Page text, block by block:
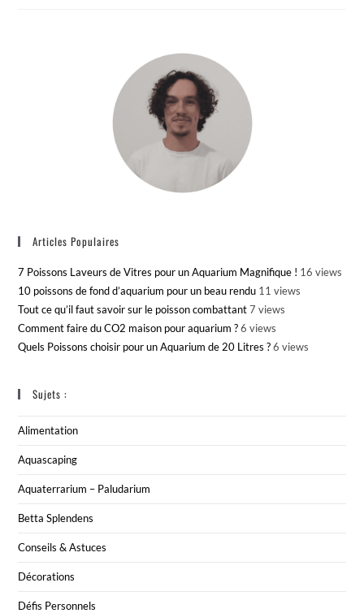
Articles Populaires
7 Poissons Laveurs de Vitres pour un Aquarium Magnifique ! 16 views
10 poissons de fond d’aquarium pour un beau rendu 11 views
Tout ce qu’il faut savoir sur le poisson combattant 7 views
Comment faire du CO2 maison pour aquarium ? 6 views
Quels Poissons choisir pour un Aquarium de 20 Litres ? 6 views
Sujets :
Alimentation
Aquascaping
Aquaterrarium – Paludarium
Betta Splendens
Conseils & Astuces
Décorations
Défis Personnels